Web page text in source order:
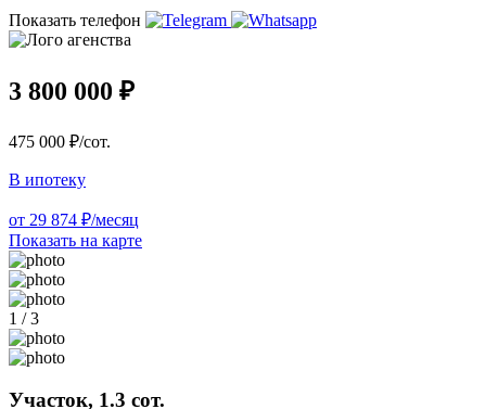
Показать телефон
3 800 000 ₽
475 000 ₽/сот.
В ипотеку
от 29 874 ₽/месяц
Показать на карте
1 / 3
Участок, 1.3 сот.